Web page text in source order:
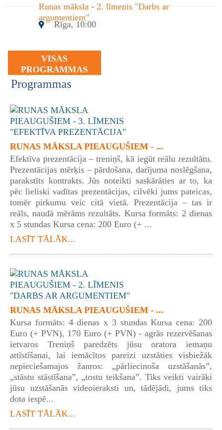
Runas māksla - 2. līmenis "Darbs ar
argumentiem"
Rīga, 10:00
VISAS
PROGRAMMAS
Programmas
RUNAS MĀKSLA PIEAUGUŠIEM - ...
Efektīva prezentācija – treniņš, kā iegūt reālu rezultātu.
Prezentācijas mērķis – pārdošana, darījuma noslēgšana,
parakstīts kontrakts. Jūs noteikti saskārāties ar to, ka
pēc lieliski vadītas prezentācijas, cilvēki jums pateicas,
tomēr pirkumu veic citā vietā. Prezentācija – tas ir
reāls, naudā mērāms rezultāts. Kursa formāts: 2 dienas
x 5 stundas Kursa cena: 200 Euro (+ ...
LASĪT TĀLĀK...
RUNAS MĀKSLA PIEAUGUŠIEM - ...
Kursa formāts: 4 dienas x 3 stundas Kursa cena: 200
Euro (+ PVN), 170 Euro (+ PVN) - agrās rezervēšanas
ietvaros Treniņš paredzēts jūsu oratora iemaņu
attīstīšanai, lai iemācītos pareizi uzstāties visbiežāk
nepieciešamajos žanros: „pārliecinoša uzstāšanās”,
„stāstu stāstīšana”, „tostu teikšana”. Tiks veikti vairāki
jūsu uzstāšanās videoieraksti un, tādējādi, jums tiks
dota iespē...
LASĪT TĀLĀK...